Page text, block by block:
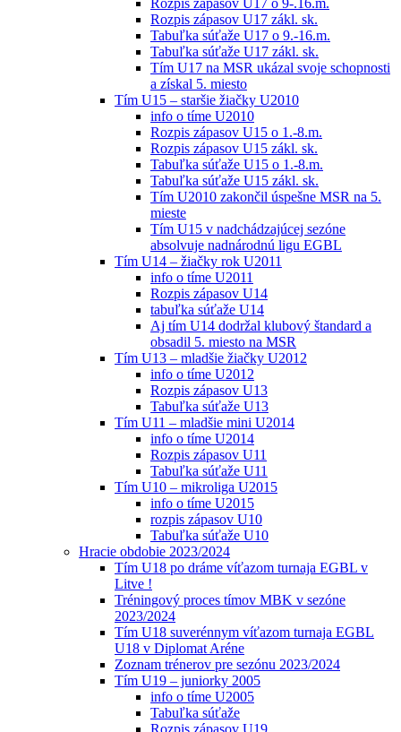
Rozpis zápasov U17 zákl. sk.
Tabuľka súťaže U17 o 9.-16.m.
Tabuľka súťaže U17 zákl. sk.
Tím U17 na MSR ukázal svoje schopnosti
a získal 5. miesto
Tím U15 – staršie žiačky U2010
info o tíme U2010
Rozpis zápasov U15 o 1.-8.m.
Rozpis zápasov U15 zákl. sk.
Tabuľka súťaže U15 o 1.-8.m.
Tabuľka súťaže U15 zákl. sk.
Tím U2010 zakončil úspešne MSR na 5.
mieste
Tím U15 v nadchádzajúcej sezóne
absolvuje nadnárodnú ligu EGBL
Tím U14 – žiačky rok U2011
info o tíme U2011
Rozpis zápasov U14
tabuľka súťaže U14
Aj tím U14 dodržal klubový štandard a
obsadil 5. miesto na MSR
Tím U13 – mladšie žiačky U2012
info o tíme U2012
Rozpis zápasov U13
Tabuľka súťaže U13
Tím U11 – mladšie mini U2014
info o tíme U2014
Rozpis zápasov U11
Tabuľka súťaže U11
Tím U10 – mikroliga U2015
info o tíme U2015
rozpis zápasov U10
Tabuľka súťaže U10
Hracie obdobie 2023/2024
Tím U18 po dráme víťazom turnaja EGBL v
Litve !
Tréningový proces tímov MBK v sezóne
2023/2024
Tím U18 suverénnym víťazom turnaja EGBL
U18 v Diplomat Aréne
Zoznam trénerov pre sezónu 2023/2024
Tím U19 – juniorky 2005
info o tíme U2005
Tabuľka súťaže
Rozpis zápasov U19